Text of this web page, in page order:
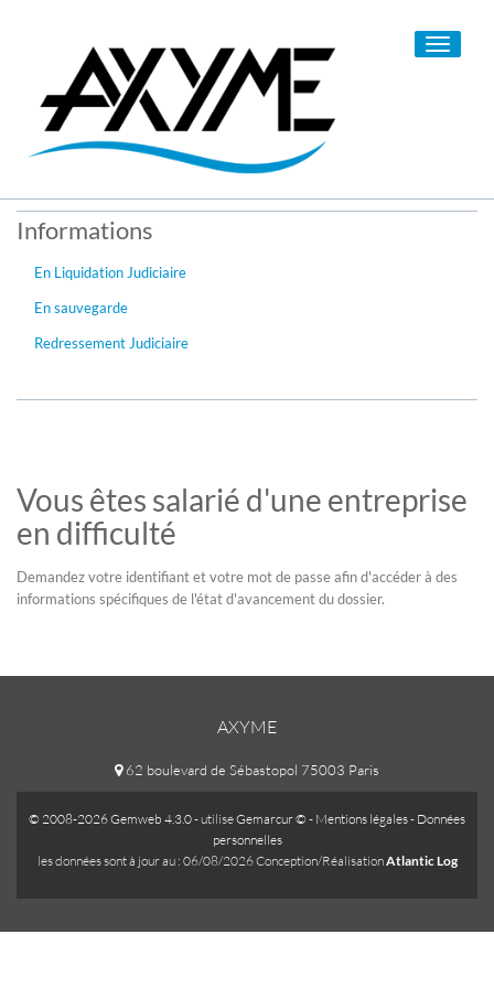
Toggle
Informations
En Liquidation Judiciaire
En sauvegarde
Redressement Judiciaire
Vous êtes salarié d'une entreprise
en difficulté
Demandez votre identifiant et votre mot de passe afin d'accéder à des
informations spécifiques de l'état d'avancement du dossier.
AXYME
62 boulevard de Sébastopol 75003 Paris
© 2008-2026 Gemweb 4.3.0- utiliseGemarcur © - Mentions légales- Données
personnelles
les données sont à jour au : 06/08/2026 Conception/RéalisationAtlantic Log